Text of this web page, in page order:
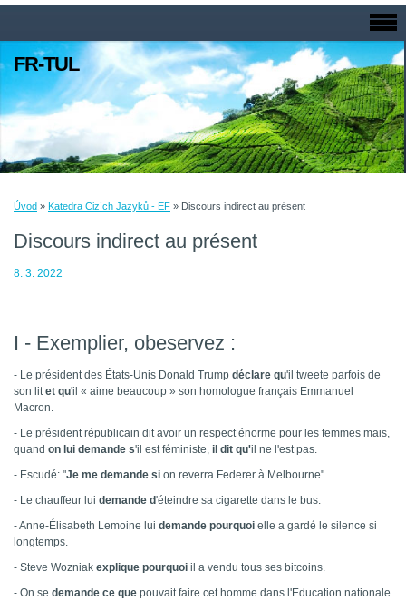
FR-TUL
Úvod » Katedra Cizích Jazyků - EF » Discours indirect au présent
Discours indirect au présent
8. 3. 2022
I - Exemplier, obeservez :
- Le président des États-Unis Donald Trump déclare qu'il tweete parfois de
son litet qu'il « aime beaucoup » son homologue français Emmanuel
Macron.
- Le président républicain dit avoir un respect énorme pour les femmes mais,
quand on lui demande s'il est féministe, il dit qu'il ne l'est pas.
- Escudé: "Je me demande si on reverra Federer à Melbourne"
- Le chauffeur lui demande d'éteindre sa cigarette dans le bus.
- Anne-Élisabeth Lemoine lui demande pourquoi elle a gardé le silence si
longtemps.
- Steve Wozniak explique pourquoi il a vendu tous ses bitcoins.
- On se demande ce que pouvait faire cet homme dans l'Education nationale